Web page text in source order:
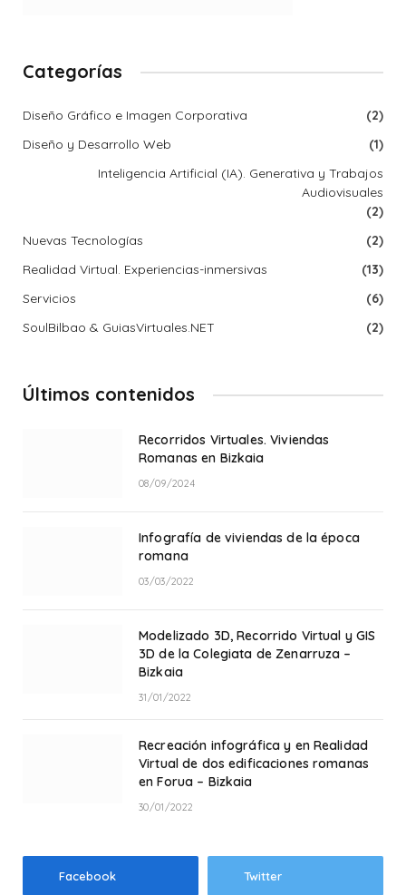
Categorías
Diseño Gráfico e Imagen Corporativa
(2)
Diseño y Desarrollo Web
(1)
Inteligencia Artificial (IA). Generativa y Trabajos
Audiovisuales
(2)
Nuevas Tecnologías
(2)
Realidad Virtual. Experiencias-inmersivas
(13)
Servicios
(6)
SoulBilbao & GuiasVirtuales.NET
(2)
Últimos contenidos
Recorridos Virtuales. Viviendas
Romanas en Bizkaia
08/09/2024
Infografía de viviendas de la época
romana
03/03/2022
Modelizado 3D, Recorrido Virtual y GIS
3D de la Colegiata de Zenarruza –
Bizkaia
31/01/2022
Recreación infográfica y en Realidad
Virtual de dos edificaciones romanas
en Forua – Bizkaia
30/01/2022
Facebook Twitter